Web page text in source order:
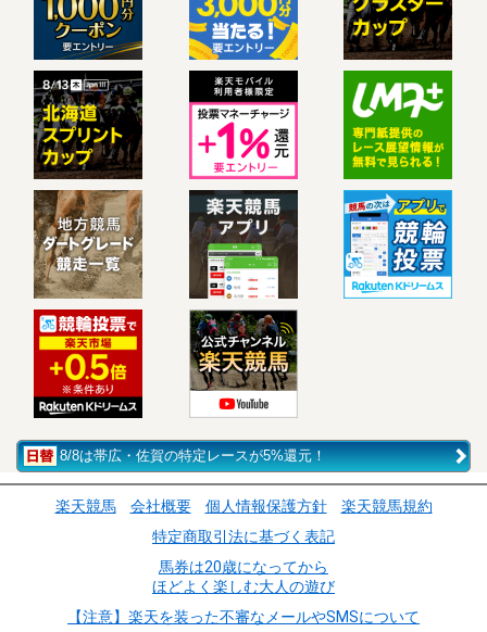
8/8は帯広・佐賀の特定レースが5%還元！
楽天競馬 会社概要 個人情報保護方針
楽天競馬規約
特定商取引法に基づく表記
馬券は20歳になってから
ほどよく楽しむ大人の遊び
【注意】楽天を装った不審なメールやSMSについて